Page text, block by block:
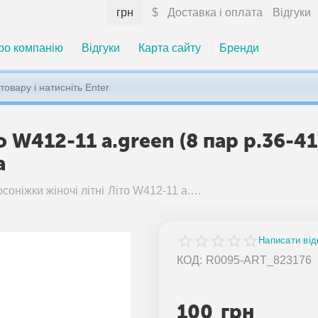
Доставка і оплата Відгуки
грн $
компанію Відгуки Карта сайту Бренди
W412-11 a.green (8 пар
Босоніжки жіночі літні Літо W412-11 a.green (8 пар р.36-41) "Violeta" недорого оптом від прямого постачальника
Написати
КОД: R0095-ART_823176
100 грн